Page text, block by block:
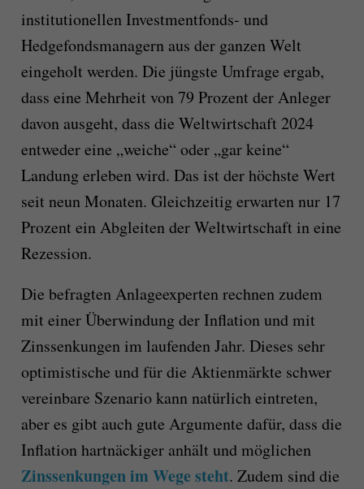
institutionellen Investmentfonds- und
Hedgefondsmanagern aus der ganzen Welt
eingeholt werden. Die jüngste Umfrage ergab,
dass eine Mehrheit von 79 Prozent der Anleger
davon ausgeht, dass die Weltwirtschaft 2024
entweder eine „weiche“ oder „gar keine“
Landung erleben wird. Das ist der höchste Wert
seit neun Monaten. Gleichzeitig erwarten nur 17
Prozent ein Abgleiten der Weltwirtschaft in eine
Rezession.
Die befragten Anlageexperten rechnen zudem
mit einer Überwindung der Inflation und mit
Zinssenkungen im laufenden Jahr. Dieses sehr
optimistische und für die Aktienmärkte schwer
vereinbare Szenario kann natürlich eintreten,
aber es gibt auch gute Argumente dafür, dass die
Inflation hartnäckiger anhält und möglichen
Zinssenkungen im Wege steht. Zudem sind die